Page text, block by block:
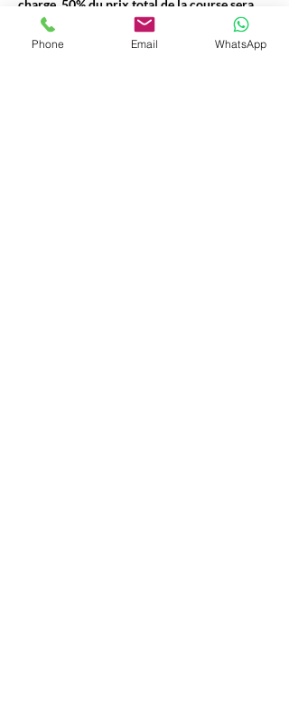
charge, 50% du prix total de la course sera
facturé.
Acompte : Pour certains types de trajets
Phone Email WhatsApp